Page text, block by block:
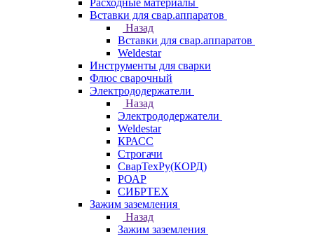
Расходные материалы
Вставки для свар.аппаратов
Назад
Вставки для свар.аппаратов
Weldestar
Инструменты для сварки
Флюс сварочный
Электрододержатели
Назад
Электрододержатели
Weldestar
КРАСС
Строгачи
СварТехРу(КОРД)
РОАР
СИБРТЕХ
Зажим заземления
Назад
Зажим заземления